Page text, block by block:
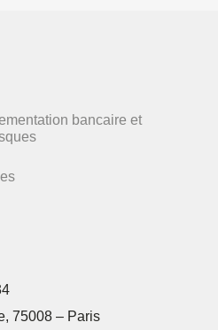
bancaire et
75008 – Paris